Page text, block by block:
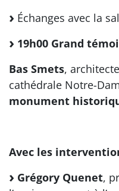
Échanges avec la
19h00 Grand
Bas Smets,
cathédrale Notre-
monument
Avec les
Grégory Quenet,